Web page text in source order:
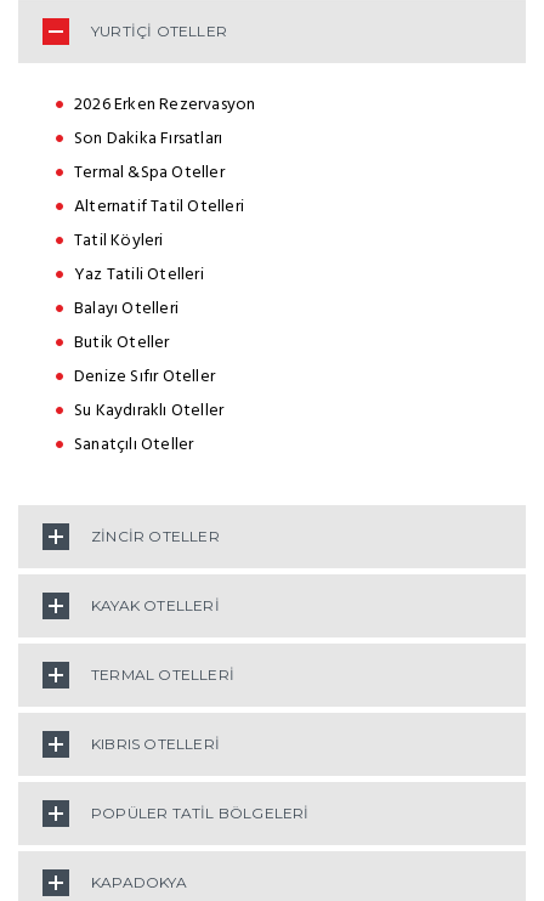
YURTİÇİ OTELLER
2026 Erken Rezervasyon
Son Dakika Fırsatları
Termal &Spa Oteller
Alternatif Tatil Otelleri
Tatil Köyleri
Yaz Tatili Otelleri
Balayı Otelleri
Butik Oteller
Denize Sıfır Oteller
Su Kaydıraklı Oteller
Sanatçılı Oteller
ZİNCİR OTELLER
KAYAK OTELLERİ
TERMAL OTELLERİ
KIBRIS OTELLERİ
POPÜLER TATİL BÖLGELERİ
KAPADOKYA